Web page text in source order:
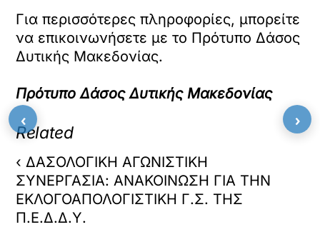
Για περισσότερες πληροφορίες, μπορείτε
να επικοινωνήσετε με το Πρότυπο Δάσος
Δυτικής Μακεδονίας.
Πρότυπο Δάσος Δυτικής Μακεδονίας
Related
‹ ΔΑΣΟΛΟΓΙΚΗ ΑΓΩΝΙΣΤΙΚΗ
ΣΥΝΕΡΓΑΣΙΑ: ΑΝΑΚΟΙΝΩΣΗ ΓΙΑ ΤΗΝ
ΕΚΛΟΓΟΑΠΟΛΟΓΙΣΤΙΚΗ Γ.Σ. ΤΗΣ
Π.Ε.Δ.Δ.Υ.
‹ ›